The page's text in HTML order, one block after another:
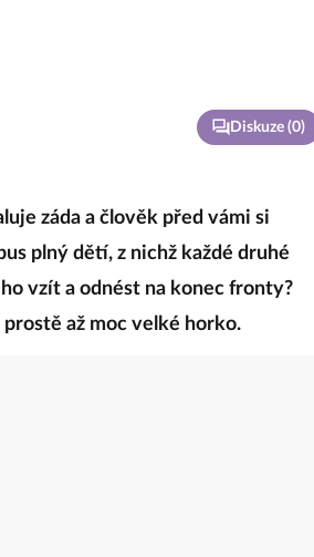
Diskuze (0)
záda a člověk před vámi si
plný dětí, z nichž každé druhé
vzít a odnést na konec fronty?
až moc velké horko.